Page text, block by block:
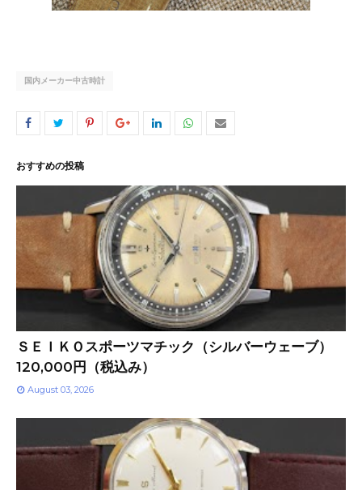
国内メーカー中古時計
おすすめの投稿
ＳＥＩＫＯスポーツマチック（シルバーウェーブ）
120,000円（税込み）
August 03, 2026